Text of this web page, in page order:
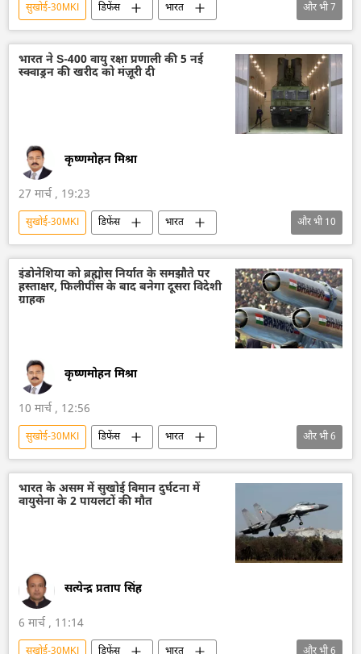
सुखोई-30MKI डिफेंस
भारत
आत्मनिर्भर भारत
भारत का विकास
भारत सरकार
रक्षा मंत्रालय (MoD)
भारतीय सेना
सैन्य तकनीक
और भी7
भारत ने S-400 वायु रक्षा प्रणाली की 5 नई
स्क्वाड्रन की खरीद को मंज़ूरी दी
कृष्णमोहन मिश्रा
27 मार्च , 19:23
सुखोई-30MKI डिफेंस
भारत
आत्मनिर्भर भारत
भारत सरकार
रक्षा मंत्रालय (MoD)
भारतीय वायुसेना
भारतीय सेना
भारतीय तटरक्षक बल
और भी10
इंडोनेशिया को ब्रह्मोस निर्यात के समझौते पर
हस्ताक्षर, फिलीपींस के बाद बनेगा दूसरा विदेशी
ग्राहक
कृष्णमोहन मिश्रा
10 मार्च , 12:56
सुखोई-30MKI डिफेंस
भारत
आत्मनिर्भर भारत
रूस
इंडोनेशिया
पाकिस्तान
ब्रह्मोस भारत के रक्षा मंत्री
और भी6
भारत के असम में सुखोई विमान दुर्घटना में
वायुसेना के 2 पायलटों की मौत
सत्येन्द्र प्रताप सिंह
6 मार्च , 11:14